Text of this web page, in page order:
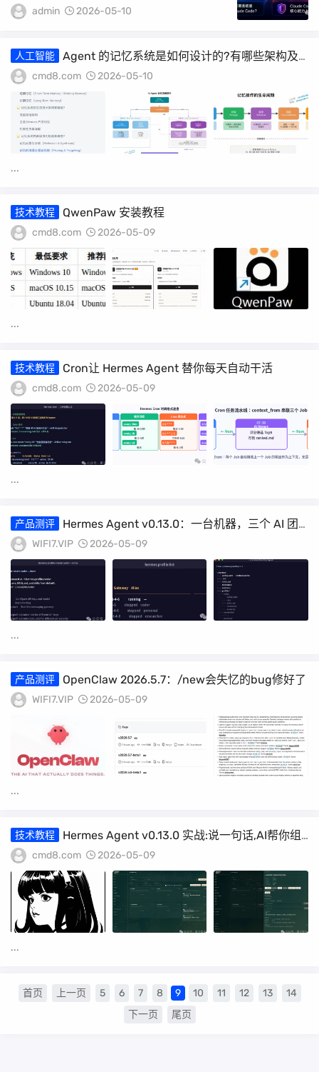
admin 2026-05-10
人工智能
Agent 的记忆系统是如何设计的?有哪些架构及
演化机制
cmd8.com 2026-05-10
...
技术教程 QwenPaw 安装教程
cmd8.com 2026-05-09
...
技术教程 Cron让 Hermes Agent 替你每天自动干活
cmd8.com 2026-05-09
...
产品测评
Hermes Agent v0.13.0：一台机器，三个 AI 团
队成员各司其职
WIFI7.VIP 2026-05-09
...
产品测评 OpenClaw 2026.5.7：/new会失忆的bug修好了
WIFI7.VIP 2026-05-09
...
技术教程
Hermes Agent v0.13.0 实战:说一句话,AI帮你组
了个小团队
cmd8.com 2026-05-09
...
首页 上一页 5 6 7 8 9 10 11 12 13
14
下一页
尾页